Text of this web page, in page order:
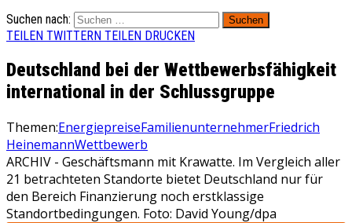
Suchen nach:
TEILEN TWITTERN TEILEN DRUCKEN
Deutschland bei der Wettbewerbsfähigkeit
international in der Schlussgruppe
Themen:EnergiepreiseFamilienunternehmerFriedrich
HeinemannWettbewerb
ARCHIV - Geschäftsmann mit Krawatte. Im Vergleich aller
21 betrachteten Standorte bietet Deutschland nur für
den Bereich Finanzierung noch erstklassige
Standortbedingungen. Foto: David Young/dpa